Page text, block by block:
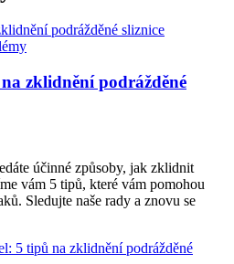
zklidnění podrážděné
účinné způsoby, jak zklidnit
vám 5 tipů, které vám pomohou
Sledujte naše rady a znovu se
5 tipů na zklidnění podrážděné